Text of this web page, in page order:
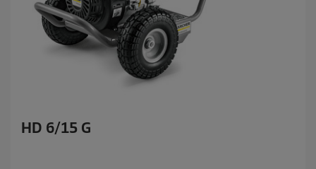
HD 6/15 G